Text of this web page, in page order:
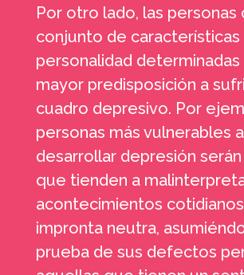
Por otro lado, las personas
conjunto de características
personalidad determinadas
mayor predisposición a
cuadro depresivo. Por
personas más vulnerables a
desarrollar depresión
que tienden a
acontecimientos
impronta neutra,
prueba de sus defectos